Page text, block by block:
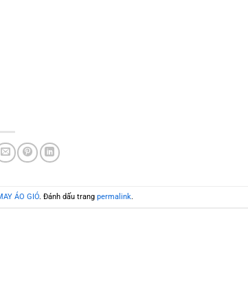
ÁO GIÓ. Đánh dấu trang permalink.